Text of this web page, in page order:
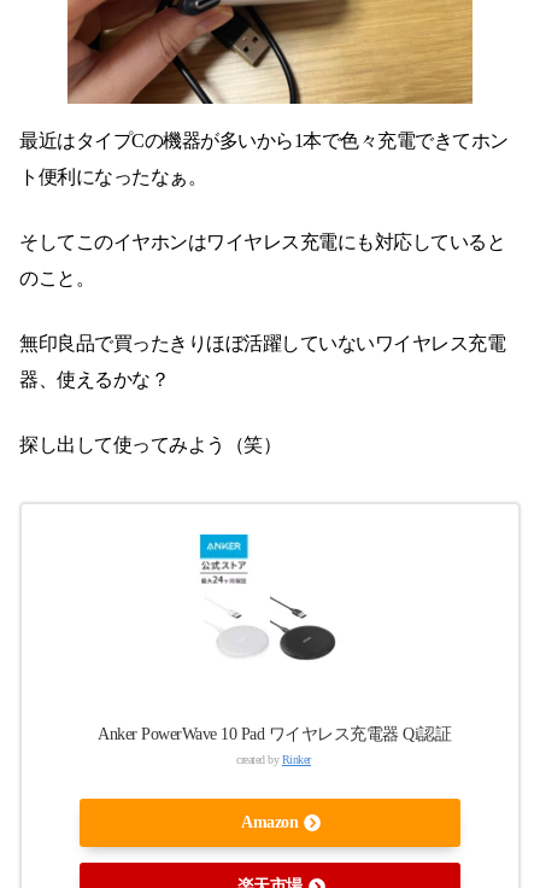
最近はタイプCの機器が多いから1本で色々充電できてホン
ト便利になったなぁ。
そしてこのイヤホンはワイヤレス充電にも対応していると
のこと。
無印良品で買ったきりほぼ活躍していないワイヤレス充電
器、使えるかな？
探し出して使ってみよう（笑）
Anker PowerWave 10 Pad ワイヤレス充電器 Qi認証
created byRinker
Amazon